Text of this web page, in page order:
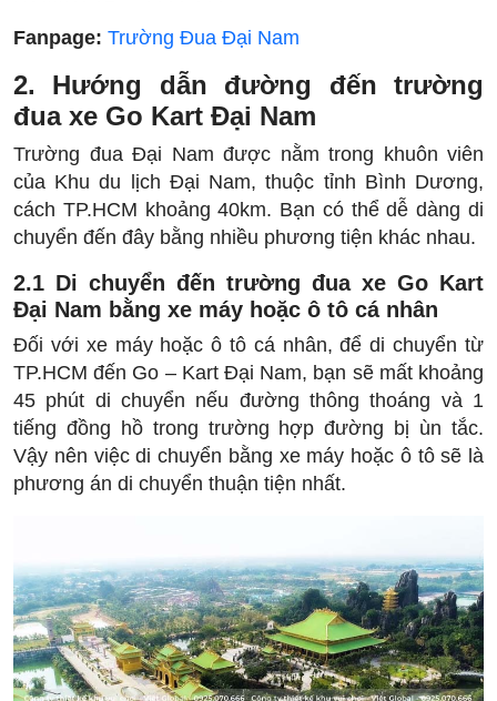
Fanpage: Trường Đua Đại Nam
2. Hướng dẫn đường đến trường
đua xe Go Kart Đại Nam
Trường đua Đại Nam được nằm trong khuôn viên
của Khu du lịch Đại Nam, thuộc tỉnh Bình Dương,
cách TP.HCM khoảng 40km. Bạn có thể dễ dàng di
chuyển đến đây bằng nhiều phương tiện khác nhau.
2.1 Di chuyển đến trường đua xe Go Kart
Đại Nam bằng xe máy hoặc ô tô cá nhân
Đối với xe máy hoặc ô tô cá nhân, để di chuyển từ
TP.HCM đến Go – Kart Đại Nam, bạn sẽ mất khoảng
45 phút di chuyển nếu đường thông thoáng và 1
tiếng đồng hồ trong trường hợp đường bị ùn tắc.
Vậy nên việc di chuyển bằng xe máy hoặc ô tô sẽ là
phương án di chuyển thuận tiện nhất.